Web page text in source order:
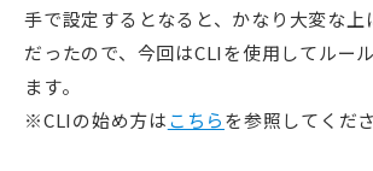
手で設定するとなると、かなり大変な上
だったので、今回はCLIを使用してルー
ます。
※CLIの始め方はこちらを参照してくださ